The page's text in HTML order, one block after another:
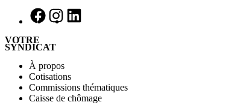
VOTRE
SYNDICAT
À propos
Cotisations
Commissions thématiques
Caisse de chômage